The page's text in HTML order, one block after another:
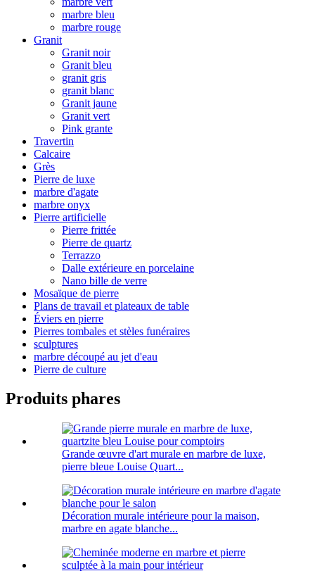
marbre bleu
marbre rouge
Granit
Granit noir
Granit bleu
granit gris
granit blanc
Granit jaune
Granit vert
Pink grante
Travertin
Calcaire
Grès
Pierre de luxe
marbre d'agate
marbre onyx
Pierre artificielle
Pierre frittée
Pierre de quartz
Terrazzo
Dalle extérieure en porcelaine
Nano bille de verre
Mosaïque de pierre
Plans de travail et plateaux de table
Éviers en pierre
Pierres tombales et stèles funéraires
sculptures
marbre découpé au jet d'eau
Pierre de culture
Produits phares
Grande œuvre d'art murale en marbre de luxe,
pierre bleue Louise Quart...
Décoration murale intérieure pour la maison,
marbre en agate blanche...